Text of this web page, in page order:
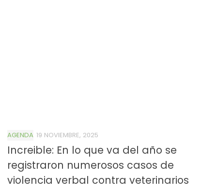
AGENDA 19 NOVIEMBRE, 2025
Increible: En lo que va del año se
registraron numerosos casos de
violencia verbal contra veterinarios